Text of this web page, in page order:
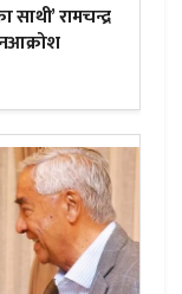
रामचन्द्र